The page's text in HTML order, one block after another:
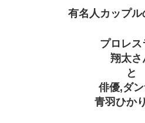
有名人カップ
プロレス
翔太さ
と
俳優,ダ
青羽ひか